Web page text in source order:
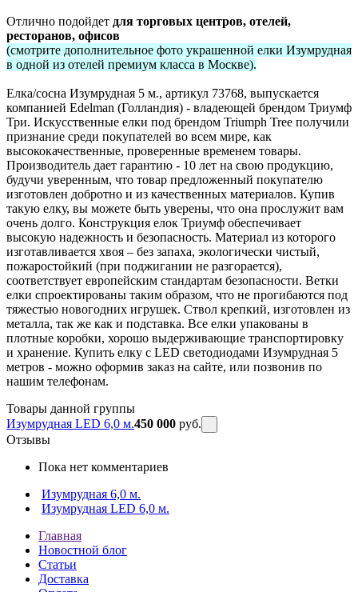
Отлично подойдет для торговых центров, отелей,
ресторанов, офисов
(смотрите дополнительное фото украшенной елки Изумрудная
в одной из отелей премиум класса в Москве).
Елка/сосна Изумрудная 5 м., артикул 73768, выпускается
компанией Edelman (Голландия) - владеющей брендом Триумф
Три. Искусственные елки под брендом Triumph Tree получили
признание среди покупателей во всем мире, как
высококачественные, проверенные временем товары.
Производитель дает гарантию - 10 лет на свою продукцию,
будучи уверенным, что товар предложенный покупателю
изготовлен добротно и из качественных материалов. Купив
такую елку, вы можете быть уверены, что она прослужит вам
очень долго. Конструкция елок Триумф обеспечивает
высокую надежность и безопасность. Материал из которого
изготавливается хвоя – без запаха, экологически чистый,
пожаростойкий (при поджигании не разгорается),
соответствует европейским стандартам безопасности. Ветки
елки спроектированы таким образом, что не прогибаются под
тяжестью новогодних игрушек. Ствол крепкий, изготовлен из
металла, так же как и подставка. Все елки упакованы в
плотные коробки, хорошо выдерживающие транспортировку
и хранение. Купить елку с LED светодиодами Изумрудная 5
метров - можно оформив заказ на сайте, или позвонив по
нашим телефонам.
Товары данной группы
Изумрудная LED 6,0 м.450 000 руб.
Отзывы
Пока нет комментариев
Изумрудная 6,0 м.
Изумрудная LED 6,0 м.
Главная
Новостной блог
Статьи
Доставка